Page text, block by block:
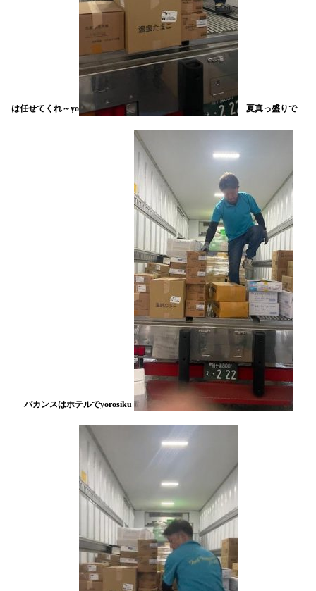
は任せてくれ～yo 夏真っ盛りで
バカンスはホテルでyorosiku